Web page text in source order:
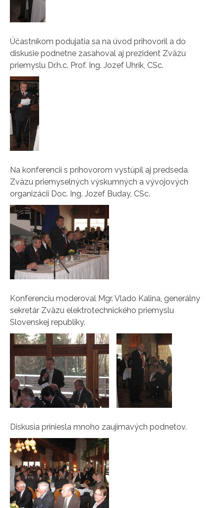
Účastníkom podujatia sa na úvod prihovoril a do
diskusie podnetne zasahoval aj prezident Zväzu
priemyslu Dr.h.c. Prof. Ing. Jozef Uhrík, CSc.
Na konferencii s príhovorom vystúpil aj predseda
Zväzu priemyselných výskumných a vývojových
organizácii Doc. Ing. Jozef Buday, CSc.
Konferenciu moderoval Mgr. Vlado Kalina, generálny
sekretár Zväzu elektrotechnického priemyslu
Slovenskej republiky.
Diskusia priniesla mnoho zaujímavých podnetov.